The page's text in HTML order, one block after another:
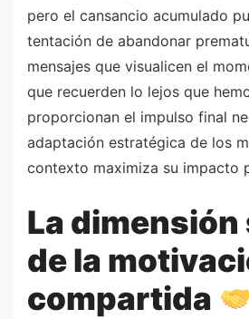
pero el cansancio acumulado
tentación de abandonar
mensajes que visualicen el
que recuerden lo lejos que
proporcionan el impulso final
adaptación estratégica de los
contexto maximiza su impacto
La dimensión
de la
compartida